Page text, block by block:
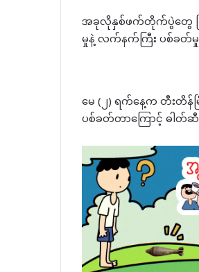
အခုလိုနှစ်ဖက်တိုက်ပွဲတွေ ပ
မှုနဲ့ လက်နက်ကြီး ပစ်ခတ်
မေ (၂) ရက်နေ့က တီး
ပစ်ခတ်တာကြောင့် ဓါ